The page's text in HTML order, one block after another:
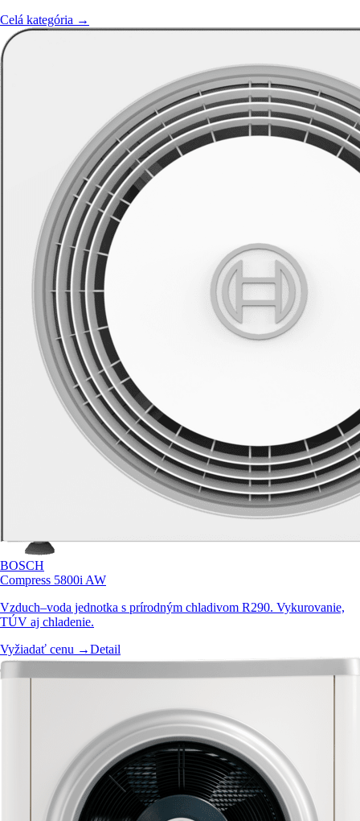
Celá kategória →
BOSCH
Compress 5800i AW
Vzduch–voda jednotka s prírodným chladivom R290. Vykurovanie,
TÚV aj chladenie.
Vyžiadať cenu →Detail